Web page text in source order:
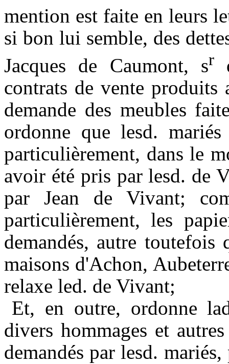
mention est faite en leurs
si bon lui semble, des
Jacques de Caumont, sr
contrats de vente produits
demande des meubles
ordonne quelesd.mariés
particulièrement, dans le
avoir été pris parlesd. de
par Jean de Vivant;
particulièrement, les
demandés, autre toutefois
maisons d'Achon,
relaxe led. de Vivant;
Et, en outre, ordonne
divers hommages et
demandés parlesd. mariés,